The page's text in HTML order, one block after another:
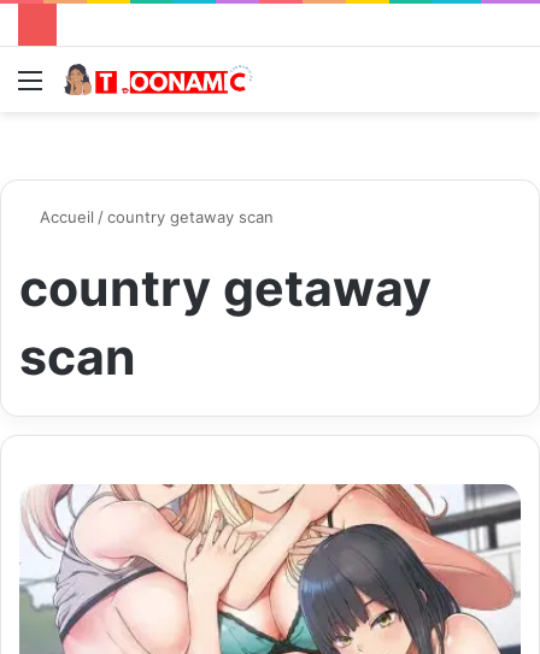
Menu
Accueil /country getaway scan
country getaway
scan